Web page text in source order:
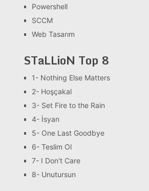
Powershell
SCCM
Web Tasarım
STaLLioN Top 8
1- Nothing Else Matters
2- Hoşçakal
3- Set Fire to the Rain
4- İsyan
5- One Last Goodbye
6- Teslim Ol
7- I Don't Care
8- Unutursun